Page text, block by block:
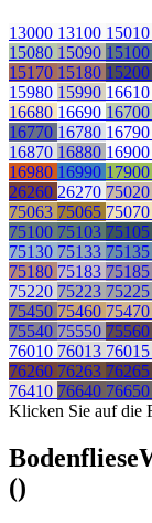
13000 13100 15010
15080 15090 15100
15170 15180 15200
15980 15990 16610
16680 16690 16700
16770 16780 16790
16870 16880 16900
16980 16990 17900
26260 26270 75020
75063 75065 75070
75100 75103 75105
75130 75133 75135
75180 75183 75185
75220 75223 75225
75450 75460 75470
75540 75550 75560
76010 76013 76015
76260 76263 76265
76410 76640 76650
Klicken Sie auf die
Bodenfliese
()